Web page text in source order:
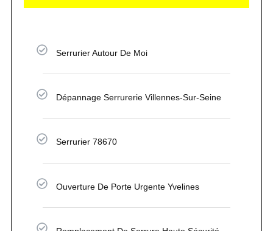
Serrurier Autour De Moi
Dépannage Serrurerie Villennes-Sur-Seine
Serrurier 78670
Ouverture De Porte Urgente Yvelines